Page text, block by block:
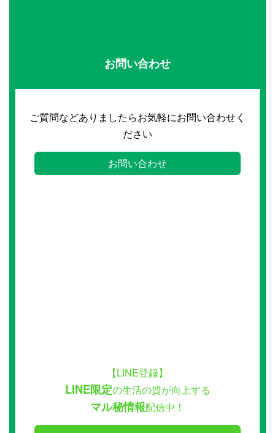
お問い合わせ
ご質問などありましたらお気軽にお問い合わせく
ださい
お問い合わせ
【LINE登録】
LINE限定の生活の質が向上する
マル秘情報配信中！